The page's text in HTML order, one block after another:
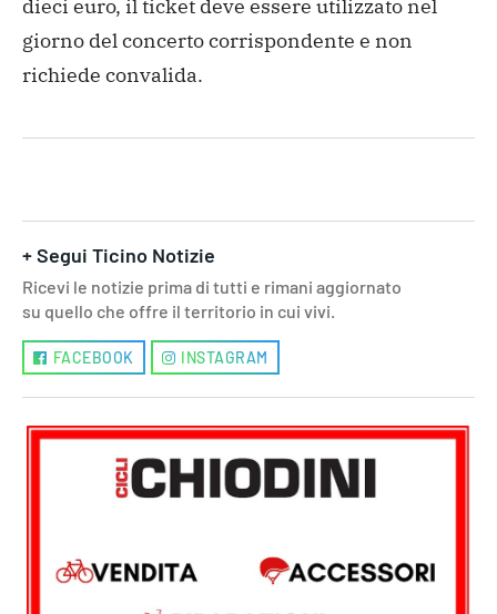
dieci euro, il ticket deve essere utilizzato nel
giorno del concerto corrispondente e non
richiede convalida.
+ Segui Ticino Notizie
Ricevi le notizie prima di tutti e rimani aggiornato
su quello che offre il territorio in cui vivi.
FACEBOOK INSTAGRAM